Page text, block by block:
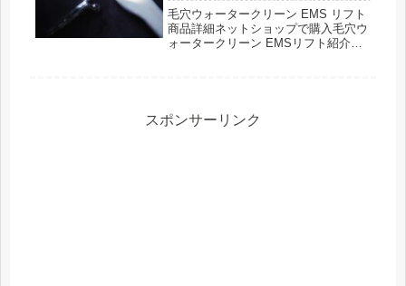
毛穴ウォータークリーン EMS リフト
商品詳細ネットショップで購入毛穴ウ
ォータークリーン EMSリフト紹介さ
スポンサーリンク